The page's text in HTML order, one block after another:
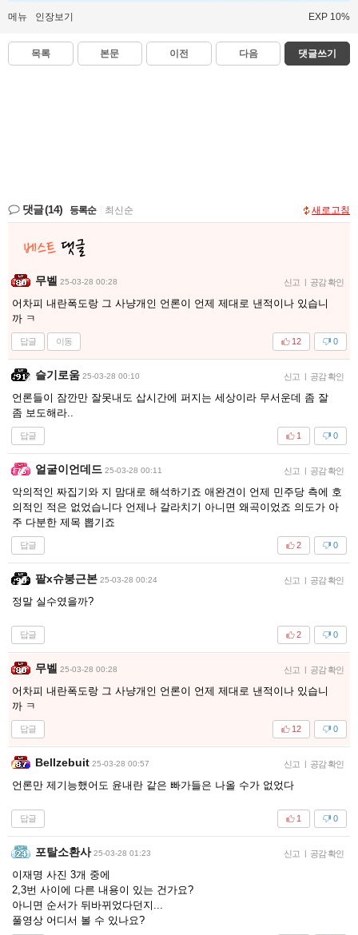
메뉴 인장보기 EXP 10%
목록 본문 이전 다음 댓글쓰기
댓글(14) 등록순 최신순 새로고침
무벨 25-03-28 00:28 신고 | 공감 확인
어차피 내란폭도랑 그 사냥개인 언론이 언제 제대로 낸적이나 있습니
까 ㅋ
답글 이동 0
12
슬기로움 25-03-28 00:10 신고 | 공감 확인
언론들이 잠깐만 잘못내도 삽시간에 퍼지는 세상이라 무서운데 좀 잘
좀 보도해라..
답글 0
1
얼굴이언데드 25-03-28 00:11 신고 | 공감 확인
악의적인 짜집기와 지 맘대로 해석하기죠 애완견이 언제 민주당 측에 호
의적인 적은 없었습니다 언제나 갈라치기 아니면 왜곡이었죠 의도가 아
주 다분한 제목 뽑기죠
답글 0
2
팥x슈붕근본 25-03-28 00:24 신고 | 공감 확인
정말 실수였을까?
답글 0
2
무벨 25-03-28 00:28 신고 | 공감 확인
어차피 내란폭도랑 그 사냥개인 언론이 언제 제대로 낸적이나 있습니
까 ㅋ
답글 0
12
Bellzebuit 25-03-28 00:57 신고 | 공감 확인
언론만 제기능했어도 윤내란 같은 빠가들은 나올 수가 없었다
답글 0
1
포탈소환사 25-03-28 01:23 신고 | 공감 확인
이재명 사진 3개 중에
2,3번 사이에 다른 내용이 있는 건가요?
아니면 순서가 뒤바뀌었다던지...
풀영상 어디서 볼 수 있나요?